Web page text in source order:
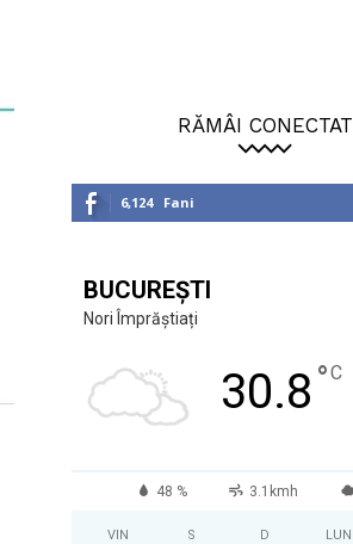
RĂMÂI CONECTAT
6,124 Fani
BUCUREȘTI
Nori Împrăștiați
30.8 °C
48 % 3.1kmh
VIN S D LUN